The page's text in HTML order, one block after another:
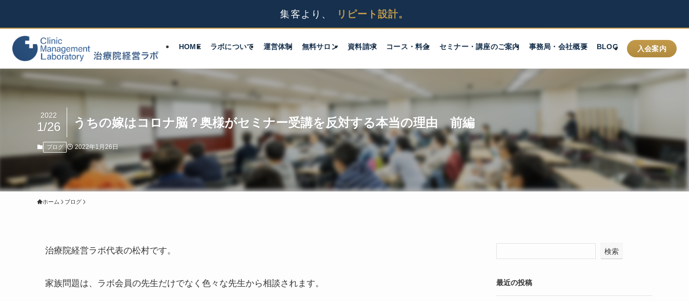
HOME ラボについて 運営体制 無料サロン 資料請求 コース・料金 セミナー・講座のご案内 事務局・会社概要 BLOG 入会案内
うちの嫁はコロナ脳？奥様がセミナー受講を反対する本当の理由 前編
2022
1/26
ブログ 2022年1月26日
ホーム ブログ
治療院経営ラボ代表の松村です。
家族問題は、ラボ会員の先生だけでなく色々な先生から相談されます。
検索
最近の投稿